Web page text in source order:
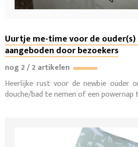
Uurtje me-time voor de ouder(s)
aangeboden door bezoekers
nog 2 / 2 artikelen
Heerlijke rust voor de newbie ouder
douche/bad te nemen of een powernap